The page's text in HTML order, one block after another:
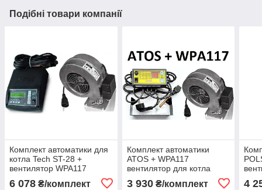
Подібні товари компанії
Комплект автоматики для
котла Tech ST-28 +
вентилятор WPA117
6 078 ₴/комплект
Комплект автоматики
ATOS + WPA117
вентилятор для котла
3 930₴/комплект 4